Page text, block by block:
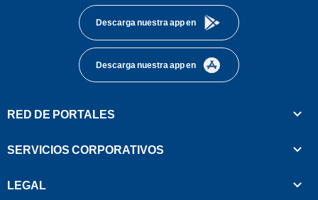
Descarga nuestra app en
Descarga nuestra app en
RED DE PORTALES
SERVICIOS CORPORATIVOS
LEGAL